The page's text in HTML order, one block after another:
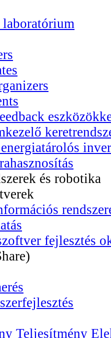
és robotika
fejlesztés
Teljesítmény